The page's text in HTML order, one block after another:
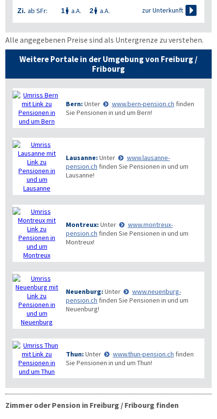
Zi. ab SFr: 1 a.A. 2 a.A. zur Unterkunft 
Alle angegebenen Preise sind als Untergrenze zu verstehen.
Weitere Portale in der Umgebung von Freiburg /
Fribourg
Bern: Unter www.bern-pension.ch finden
Sie Pensionen in und um Bern!
Lausanne: Unter
www.lausanne-
pension.ch finden Sie Pensionen in und um
Lausanne!
Montreux: Unter
www.montreux-
pension.ch finden Sie Pensionen in und um
Montreux!
Neuenburg: Unter
www.neuenburg-
pension.ch finden Sie Pensionen in und um
Neuenburg!
Thun: Unter www.thun-pension.ch finden
Sie Pensionen in und um Thun!
Zimmer oder Pension in Freiburg / Fribourg finden